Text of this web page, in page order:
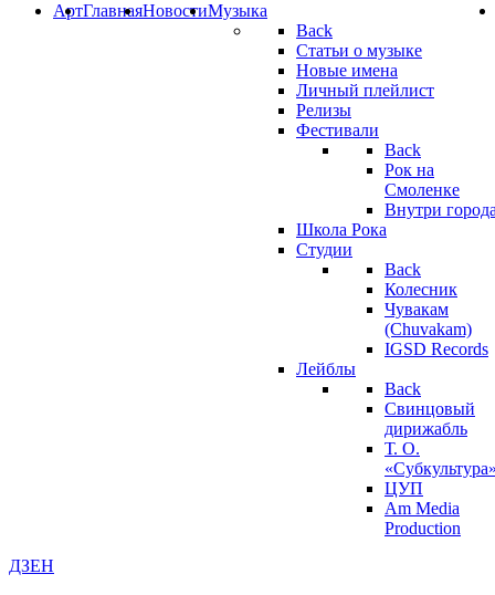
Музыка
Back
Статьи о музыке
Новые имена
Личный плейлист
Релизы
Фестивали
Back
Рок на
Смоленке
Внутри
Школа Рока
Студии
Back
Колесник
Чувакам
(Chuvakam)
IGSD Records
Лейблы
Back
Свинцовый
дирижабль
Т. О.
ЦУП
Am Media
Production
Новости
Главная
Арт
ДЗЕН